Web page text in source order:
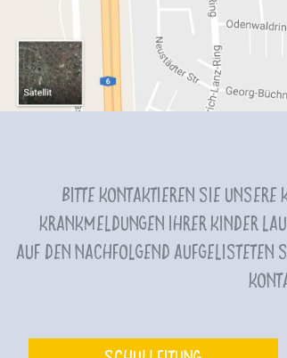
Bitte kontaktieren Sie unsere
Krankmeldungen Ihrer Kinder
Auf den nachfolgend aufgelisteten